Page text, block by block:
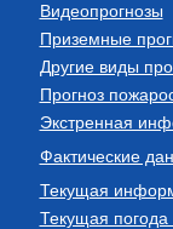
Видеопрогнозы
Приземные
Другие виды
Прогноз
Экстренная
Фактические
Текущая
Текущая погода